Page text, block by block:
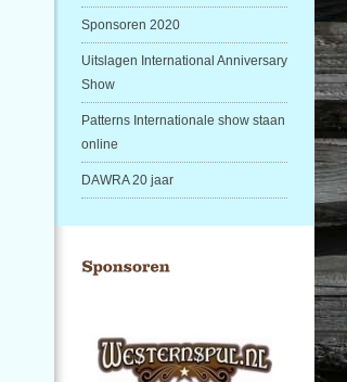
Sponsoren 2020
Uitslagen International Anniversary
Show
Patterns Internationale show staan
online
DAWRA 20 jaar